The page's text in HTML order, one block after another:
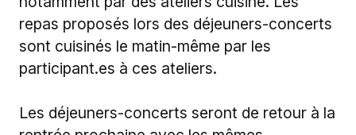
repas proposés lors des déjeuners-concerts
sont cuisinés le matin-même par les
participant.es à ces ateliers.
Les déjeuners-concerts seront de retour à la